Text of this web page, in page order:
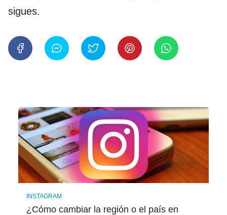
sigues.
INSTAGRAM
¿Cómo cambiar la región o el país en